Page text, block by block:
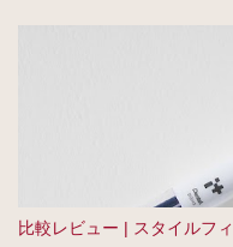
比較レビュー | スタイルフ